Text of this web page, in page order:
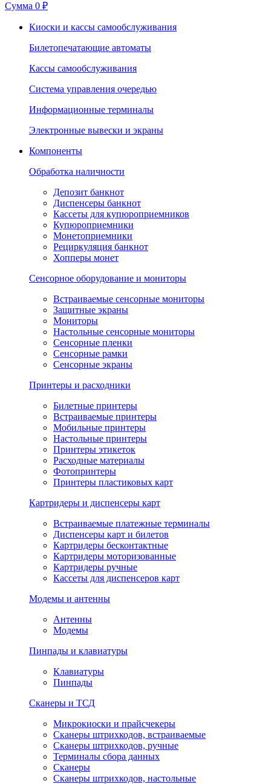
Сумма 0 ₽
Киоски и кассы самообслуживания
Билетопечатающие автоматы
Кассы самообслуживания
Система управления очередью
Информационные терминалы
Электронные вывески и экраны
Компоненты
Обработка наличности
Депозит банкнот
Диспенсеры банкнот
Кассеты для купюроприемников
Купюроприемники
Монетоприемники
Рециркуляция банкнот
Хопперы монет
Сенсорное оборудование и мониторы
Встраиваемые сенсорные мониторы
Защитные экраны
Мониторы
Настольные сенсорные мониторы
Сенсорные пленки
Сенсорные рамки
Сенсорные экраны
Принтеры и расходники
Билетные принтеры
Встраиваемые принтеры
Мобильные принтеры
Настольные принтеры
Принтеры этикеток
Расходные материалы
Фотопринтеры
Принтеры пластиковых карт
Картридеры и диспенсеры карт
Встраиваемые платежные терминалы
Диспенсеры карт и билетов
Картридеры бесконтактные
Картридеры моторизованные
Картридеры ручные
Кассеты для диспенсеров карт
Модемы и антенны
Антенны
Модемы
Пинпады и клавиатуры
Клавиатуры
Пинпады
Сканеры и ТСД
Микрокиоски и прайсчекеры
Сканеры штрихкодов, встраиваемые
Сканеры штрихкодов, ручные
Терминалы сбора данных
Сканеры
Сканеры штрихкодов, настольные